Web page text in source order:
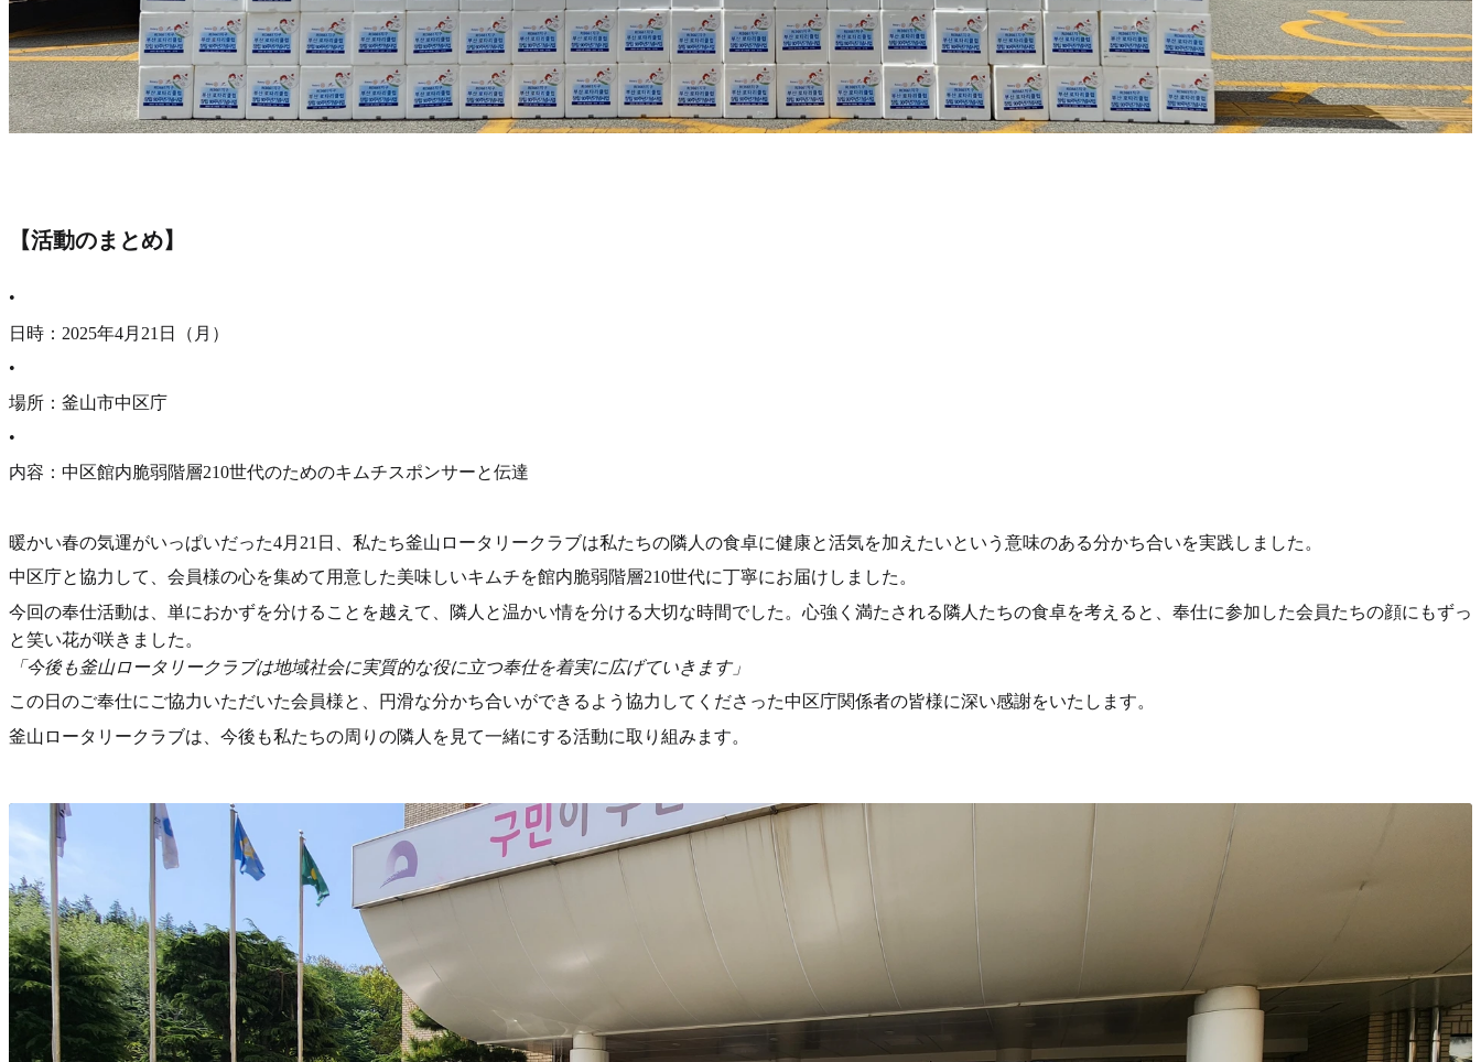
【活動のまとめ】
•
日時：2025年4月21日（月）
•
場所：釜山市中区庁
•
内容：中区館内脆弱階層210世代のためのキムチスポンサーと伝達
暖かい春の気運がいっぱいだった4月21日、私たち釜山ロータリークラブは私たちの隣人の食卓に健康と活気を加えたいという意味のある分かち合いを実践しました。
中区庁と協力して、会員様の心を集めて用意した美味しいキムチを館内脆弱階層210世代に丁寧にお届けしました。
今回の奉仕活動は、単におかずを分けることを越えて、隣人と温かい情を分ける大切な時間でした。心強く満たされる隣人たちの食卓を考えると、奉仕に参加した会員たちの顔にもずっ
と笑い花が咲きました。
「今後も釜山ロータリークラブは地域社会に実質的な役に立つ奉仕を着実に広げていきます」
この日のご奉仕にご協力いただいた会員様と、円滑な分かち合いができるよう協力してくださった中区庁関係者の皆様に深い感謝をいたします。
釜山ロータリークラブは、今後も私たちの周りの隣人を見て一緒にする活動に取り組みます。